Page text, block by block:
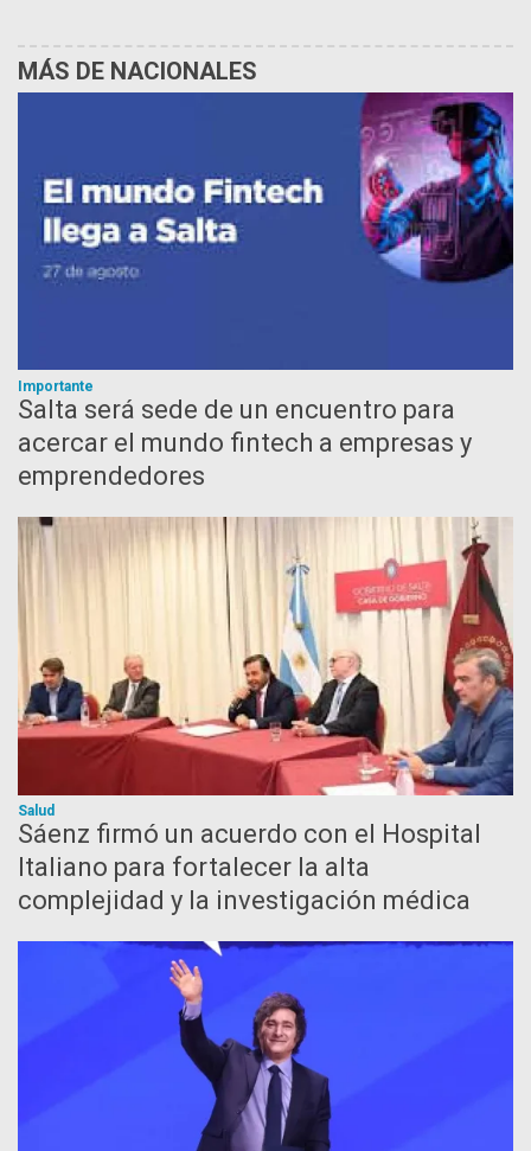
MÁS DE NACIONALES
Importante
Salta será sede de un encuentro para
acercar el mundo fintech a empresas y
emprendedores
Salud
Sáenz firmó un acuerdo con el Hospital
Italiano para fortalecer la alta
complejidad y la investigación médica